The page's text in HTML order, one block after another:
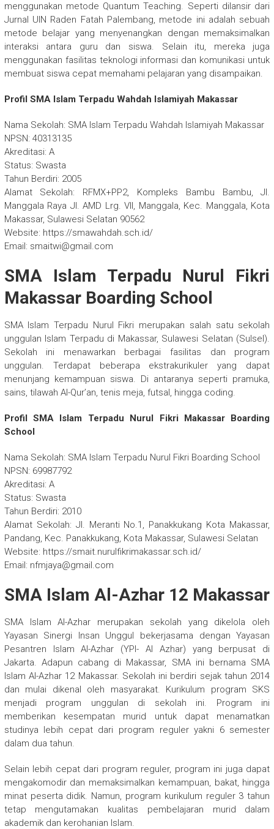
menggunakan metode Quantum Teaching. Seperti dilansir dari
Jurnal UIN Raden Fatah Palembang, metode ini adalah sebuah
metode belajar yang menyenangkan dengan memaksimalkan
interaksi antara guru dan siswa. Selain itu, mereka juga
menggunakan fasilitas teknologi informasi dan komunikasi untuk
membuat siswa cepat memahami pelajaran yang disampaikan.
Profil SMA Islam Terpadu Wahdah Islamiyah Makassar
Nama Sekolah: SMA Islam Terpadu Wahdah Islamiyah Makassar
NPSN: 40313135
Akreditasi: A
Status: Swasta
Tahun Berdiri: 2005
Alamat Sekolah: RFMX+PP2, Kompleks Bambu Bambu, Jl.
Manggala Raya Jl. AMD Lrg. VII, Manggala, Kec. Manggala, Kota
Makassar, Sulawesi Selatan 90562
Website: https://smawahdah.sch.id/
Email: smaitwi@gmail.com
SMA Islam Terpadu Nurul Fikri
Makassar Boarding School
SMA Islam Terpadu Nurul Fikri merupakan salah satu sekolah
unggulan Islam Terpadu di Makassar, Sulawesi Selatan (Sulsel).
Sekolah ini menawarkan berbagai fasilitas dan program
unggulan. Terdapat beberapa ekstrakurikuler yang dapat
menunjang kemampuan siswa. Di antaranya seperti pramuka,
sains, tilawah Al-Qur’an, tenis meja, futsal, hingga coding.
Profil SMA Islam Terpadu Nurul Fikri Makassar Boarding
School
Nama Sekolah: SMA Islam Terpadu Nurul Fikri Boarding School
NPSN: 69987792
Akreditasi: A
Status: Swasta
Tahun Berdiri: 2010
Alamat Sekolah: Jl. Meranti No.1, Panakkukang Kota Makassar,
Pandang, Kec. Panakkukang, Kota Makassar, Sulawesi Selatan
Website: https://smait.nurulfikrimakassar.sch.id/
Email: nfmjaya@gmail.com
SMA Islam Al-Azhar 12 Makassar
SMA Islam Al-Azhar merupakan sekolah yang dikelola oleh
Yayasan Sinergi Insan Unggul bekerjasama dengan Yayasan
Pesantren Islam Al-Azhar (YPI- Al Azhar) yang berpusat di
Jakarta. Adapun cabang di Makassar, SMA ini bernama SMA
Islam Al-Azhar 12 Makassar. Sekolah ini berdiri sejak tahun 2014
dan mulai dikenal oleh masyarakat. Kurikulum program SKS
menjadi program unggulan di sekolah ini. Program ini
memberikan kesempatan murid untuk dapat menamatkan
studinya lebih cepat dari program reguler yakni 6 semester
dalam dua tahun.
Selain lebih cepat dari program reguler, program ini juga dapat
mengakomodir dan memaksimalkan kemampuan, bakat, hingga
minat peserta didik. Namun, program kurikulum reguler 3 tahun
tetap mengutamakan kualitas pembelajaran murid dalam
akademik dan kerohanian Islam.